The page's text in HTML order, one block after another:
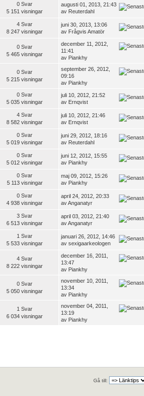
0 Svar
5 151 visningar
augusti 01, 2013, 21:43
av Reuterdahl
4 Svar
8 247 visningar
juni 30, 2013, 13:06
av Frågvis Amatör
0 Svar
5 465 visningar
december 11, 2012,
11:41
av Piankhy
0 Svar
5 215 visningar
september 26, 2012,
09:16
av Piankhy
0 Svar
5 035 visningar
juli 10, 2012, 21:52
av Ernqvist
4 Svar
8 582 visningar
juli 10, 2012, 21:46
av Ernqvist
0 Svar
5 019 visningar
juni 29, 2012, 18:16
av Reuterdahl
0 Svar
5 012 visningar
juni 12, 2012, 15:55
av Piankhy
0 Svar
5 113 visningar
maj 09, 2012, 15:26
av Piankhy
0 Svar
4 938 visningar
april 24, 2012, 20:33
avAnganatyr
3 Svar
6 513 visningar
april 03, 2012, 21:40
avAnganatyr
1 Svar
5 533 visningar
januari 26, 2012, 14:46
av sexigaarkeologen
4 Svar
8 222 visningar
december 16, 2011,
13:47
av Piankhy
0 Svar
5 050 visningar
november 10, 2011,
13:34
av Piankhy
1 Svar
6 034 visningar
november 04, 2011,
13:19
av Piankhy
Gå till: